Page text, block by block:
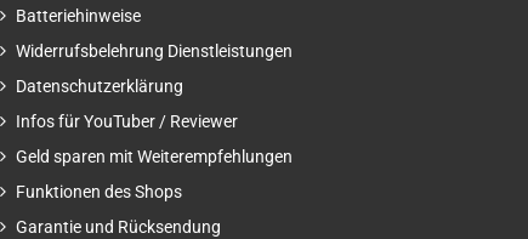
Batteriehinweise
Widerrufsbelehrung Dienstleistungen
Datenschutzerklärung
Infos für YouTuber / Reviewer
Geld sparen mit Weiterempfehlungen
Funktionen des Shops
Garantie und Rücksendung